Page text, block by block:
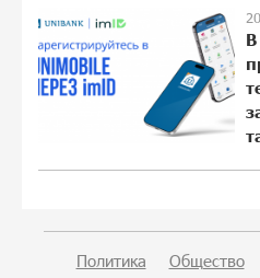
ВТБ
до 10%
мобильном
Платформа
Состоялось
Политика Общество